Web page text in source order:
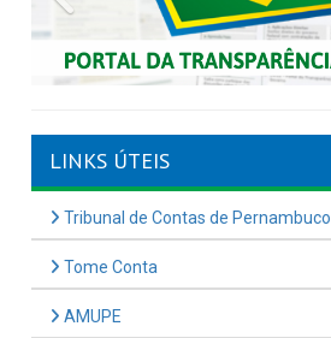
LINKS ÚTEIS
Tribunal de Contas de Pernambuco
Tome Conta
AMUPE